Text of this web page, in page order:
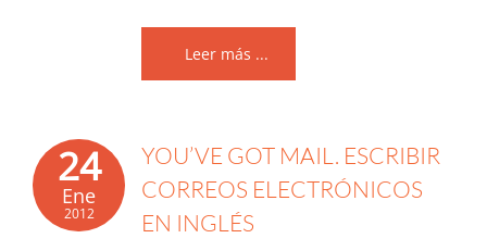
Leer más ...
24
Ene
2012
YOU’VE GOT MAIL. ESCRIBIR
CORREOS ELECTRÓNICOS
EN INGLÉS